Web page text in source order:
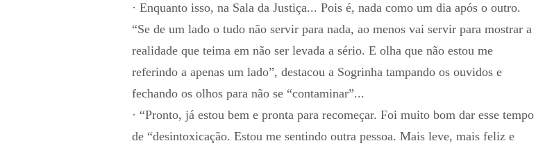
· Enquanto isso, na Sala da Justiça... Pois é, nada como um dia após o outro.
“Se de um lado o tudo não servir para nada, ao menos vai servir para mostrar a
realidade que teima em não ser levada a sério. E olha que não estou me
referindo a apenas um lado”, destacou a Sogrinha tampando os ouvidos e
fechando os olhos para não se “contaminar”...
· “Pronto, já estou bem e pronta para recomeçar. Foi muito bom dar esse tempo
de “desintoxicação. Estou me sentindo outra pessoa. Mais leve, mais feliz e